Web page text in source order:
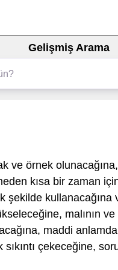
Gelişmiş Arama
örnek olunacağına,
kısa bir zaman
şekilde
malının ve
maddi
çekeceğine,